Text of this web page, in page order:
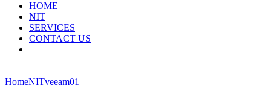
HOME
NIT
SERVICES
CONTACT US
HomeNITveeam01